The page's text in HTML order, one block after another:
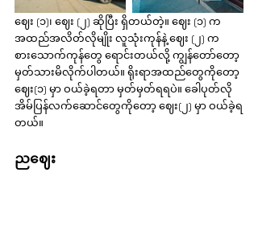
ဈေး (၁)၊ ဈေး (၂) ဆိုပြီး ရှိတယ်တဲ့။ ဈေး (၁) က
အထည်အလိတ်လိုမျိုး လူသုံးကုန်နဲ့ ဈေး (၂) က
စားသောက်ကုန်တွေ ရောင်းတယ်လို့ ကျွန်တော်တော့
မှတ်သားမိလိုက်ပါတယ်။ ရိုးရာအထည်တွေကိုတော့
ဈေး(၁) မှာ ဝယ်ခဲ့ရတာ မှတ်မှတ်ရရပဲ။ ခေါပုတ်လို
အိမ်ပြန်လက်ဆောင်တွေကိုတော့ ဈေး(၂) မှာ ဝယ်ခဲ့ရ
တယ်။
ညဈေး